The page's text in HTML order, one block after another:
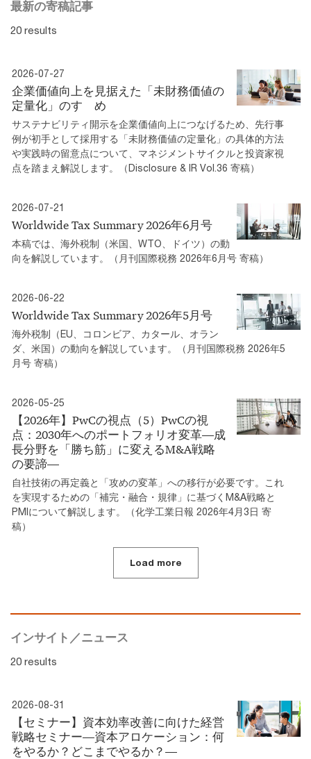
最新の寄稿記事
20 results
2026-07-27
企業価値向上を見据えた「未財務価値の
定量化」のすゝめ
サステナビリティ開示を企業価値向上につなげるため、先行事
例が初手として採用する「未財務価値の定量化」の具体的方法
や実践時の留意点について、マネジメントサイクルと投資家視
点を踏まえ解説します。（Disclosure & IR Vol.36 寄稿）
2026-07-21
Worldwide Tax Summary 2026年6月号
本稿では、海外税制（米国、WTO、ドイツ）の動
向を解説しています。（月刊国際税務 2026年6月号 寄稿）
2026-06-22
Worldwide Tax Summary 2026年5月号
海外税制（EU、コロンビア、カタール、オラン
ダ、米国）の動向を解説しています。（月刊国際税務 2026年5
月号 寄稿）
2026-05-25
【2026年】PwCの視点（5）PwCの視
点：2030年へのポートフォリオ変革―成
長分野を「勝ち筋」に変えるM&A戦略
の要諦―
自社技術の再定義と「攻めの変革」への移行が必要です。これ
を実現するための「補完・融合・規律」に基づくM&A戦略と
PMIについて解説します。（化学工業日報 2026年4月3日 寄
稿）
Load more
インサイト／ニュース
20 results
2026-08-31
【セミナー】資本効率改善に向けた経営
戦略セミナー―資本アロケーション：何
をやるか？どこまでやるか？―